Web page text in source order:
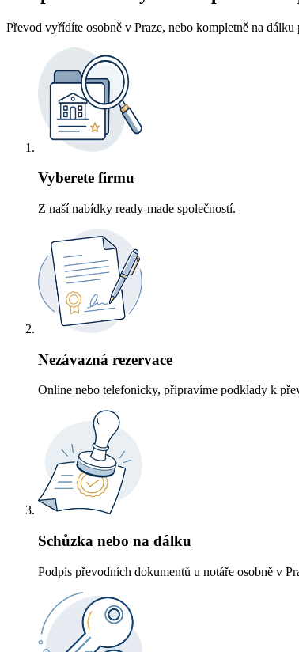
Převod vyřídíte osobně v Praze, nebo kompletně na dálku
Vyberete firmu
Z naší nabídky ready-made společností.
Nezávazná rezervace
Online nebo telefonicky, připravíme podklady k
Schůzka nebo na dálku
Podpis převodních dokumentů u notáře osobně v